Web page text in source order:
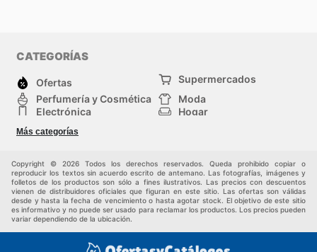
CATEGORÍAS
Ofertas
Supermercados
Perfumería y Cosmética
Moda
Electrónica
Hogar
Deporte
Juguetes y bebés
Más categorías
Copyright © 2026 Todos los derechos reservados. Queda prohibido copiar o
reproducir los textos sin acuerdo escrito de antemano. Las fotografías, imágenes y
folletos de los productos son sólo a fines ilustrativos. Las precios con descuentos
vienen de distribuidores oficiales que figuran en este sitio. Las ofertas son válidas
desde y hasta la fecha de vencimiento o hasta agotar stock. El objetivo de este sitio
es informativo y no puede ser usado para reclamar los productos. Los precios pueden
variar dependiendo de la ubicación.